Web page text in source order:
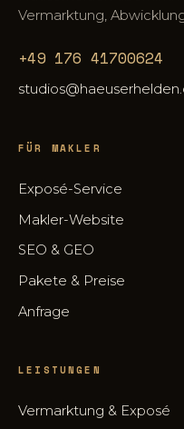
Vermarktung,
+49 176 41700624
FÜR MAKLER
Exposé-Service
Makler-Website
SEO & GEO
Pakete & Preise
Anfrage
LEISTUNGEN
Vermarktung & Exposé